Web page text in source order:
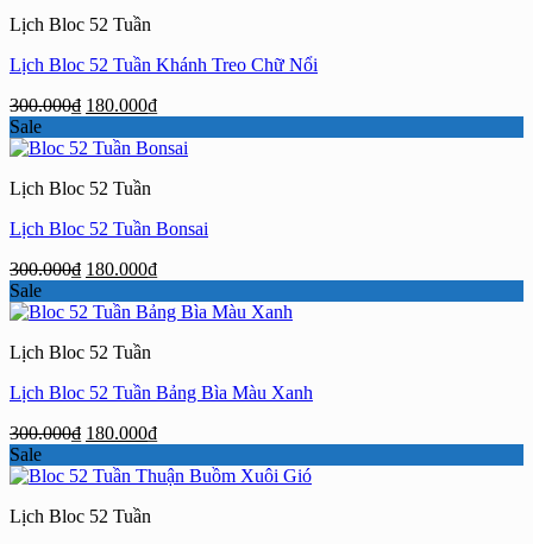
Lịch Bloc 52 Tuần
Lịch Bloc 52 Tuần Khánh Treo Chữ Nổi
300.000₫ Giá
là:
180.000₫Giá
tại
Sale
Lịch Bloc 52 Tuần
Lịch Bloc 52 Tuần Bonsai
300.000₫ Giá
là:
180.000₫Giá
tại
Sale
Lịch Bloc 52 Tuần
Lịch Bloc 52 Tuần Bảng Bìa Màu Xanh
300.000₫ Giá
là:
180.000₫Giá
tại
Sale
Lịch Bloc 52 Tuần